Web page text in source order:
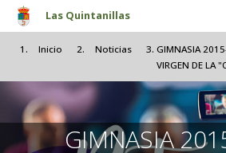
Pasar al contenido
Las Quintanillas
Inicio Noticias
GIMNASIA
VIRGEN DE LA
GIMNASIA